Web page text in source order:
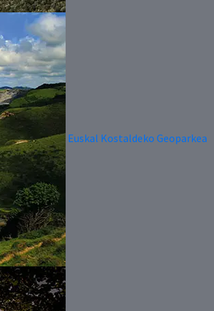
Euskal Kostaldeko Geoparkea